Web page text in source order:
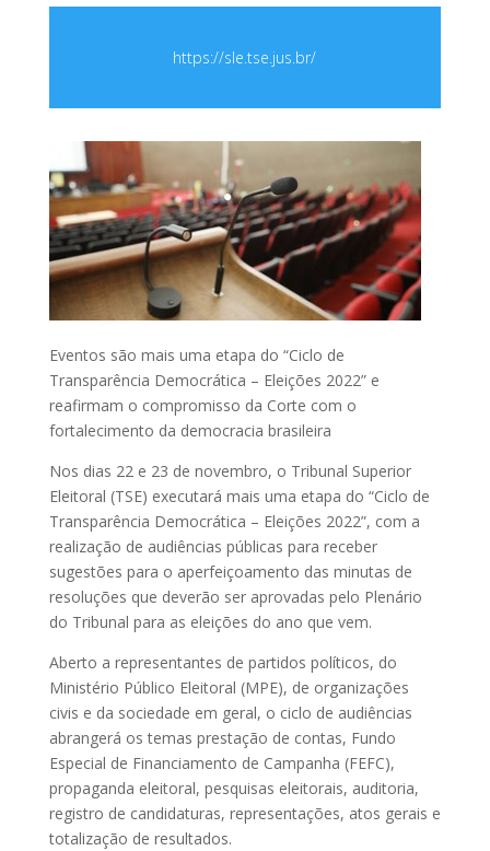
https://sle.tse.jus.br/
Eventos são mais uma etapa do “Ciclo de
Transparência Democrática – Eleições 2022” e
reafirmam o compromisso da Corte com o
fortalecimento da democracia brasileira
Nos dias 22 e 23 de novembro, o Tribunal Superior
Eleitoral (TSE) executará mais uma etapa do “Ciclo de
Transparência Democrática – Eleições 2022”, com a
realização de audiências públicas para receber
sugestões para o aperfeiçoamento das minutas de
resoluções que deverão ser aprovadas pelo Plenário
do Tribunal para as eleições do ano que vem.
Aberto a representantes de partidos políticos, do
Ministério Público Eleitoral (MPE), de organizações
civis e da sociedade em geral, o ciclo de audiências
abrangerá os temas prestação de contas, Fundo
Especial de Financiamento de Campanha (FEFC),
propaganda eleitoral, pesquisas eleitorais, auditoria,
registro de candidaturas, representações, atos gerais e
totalização de resultados.